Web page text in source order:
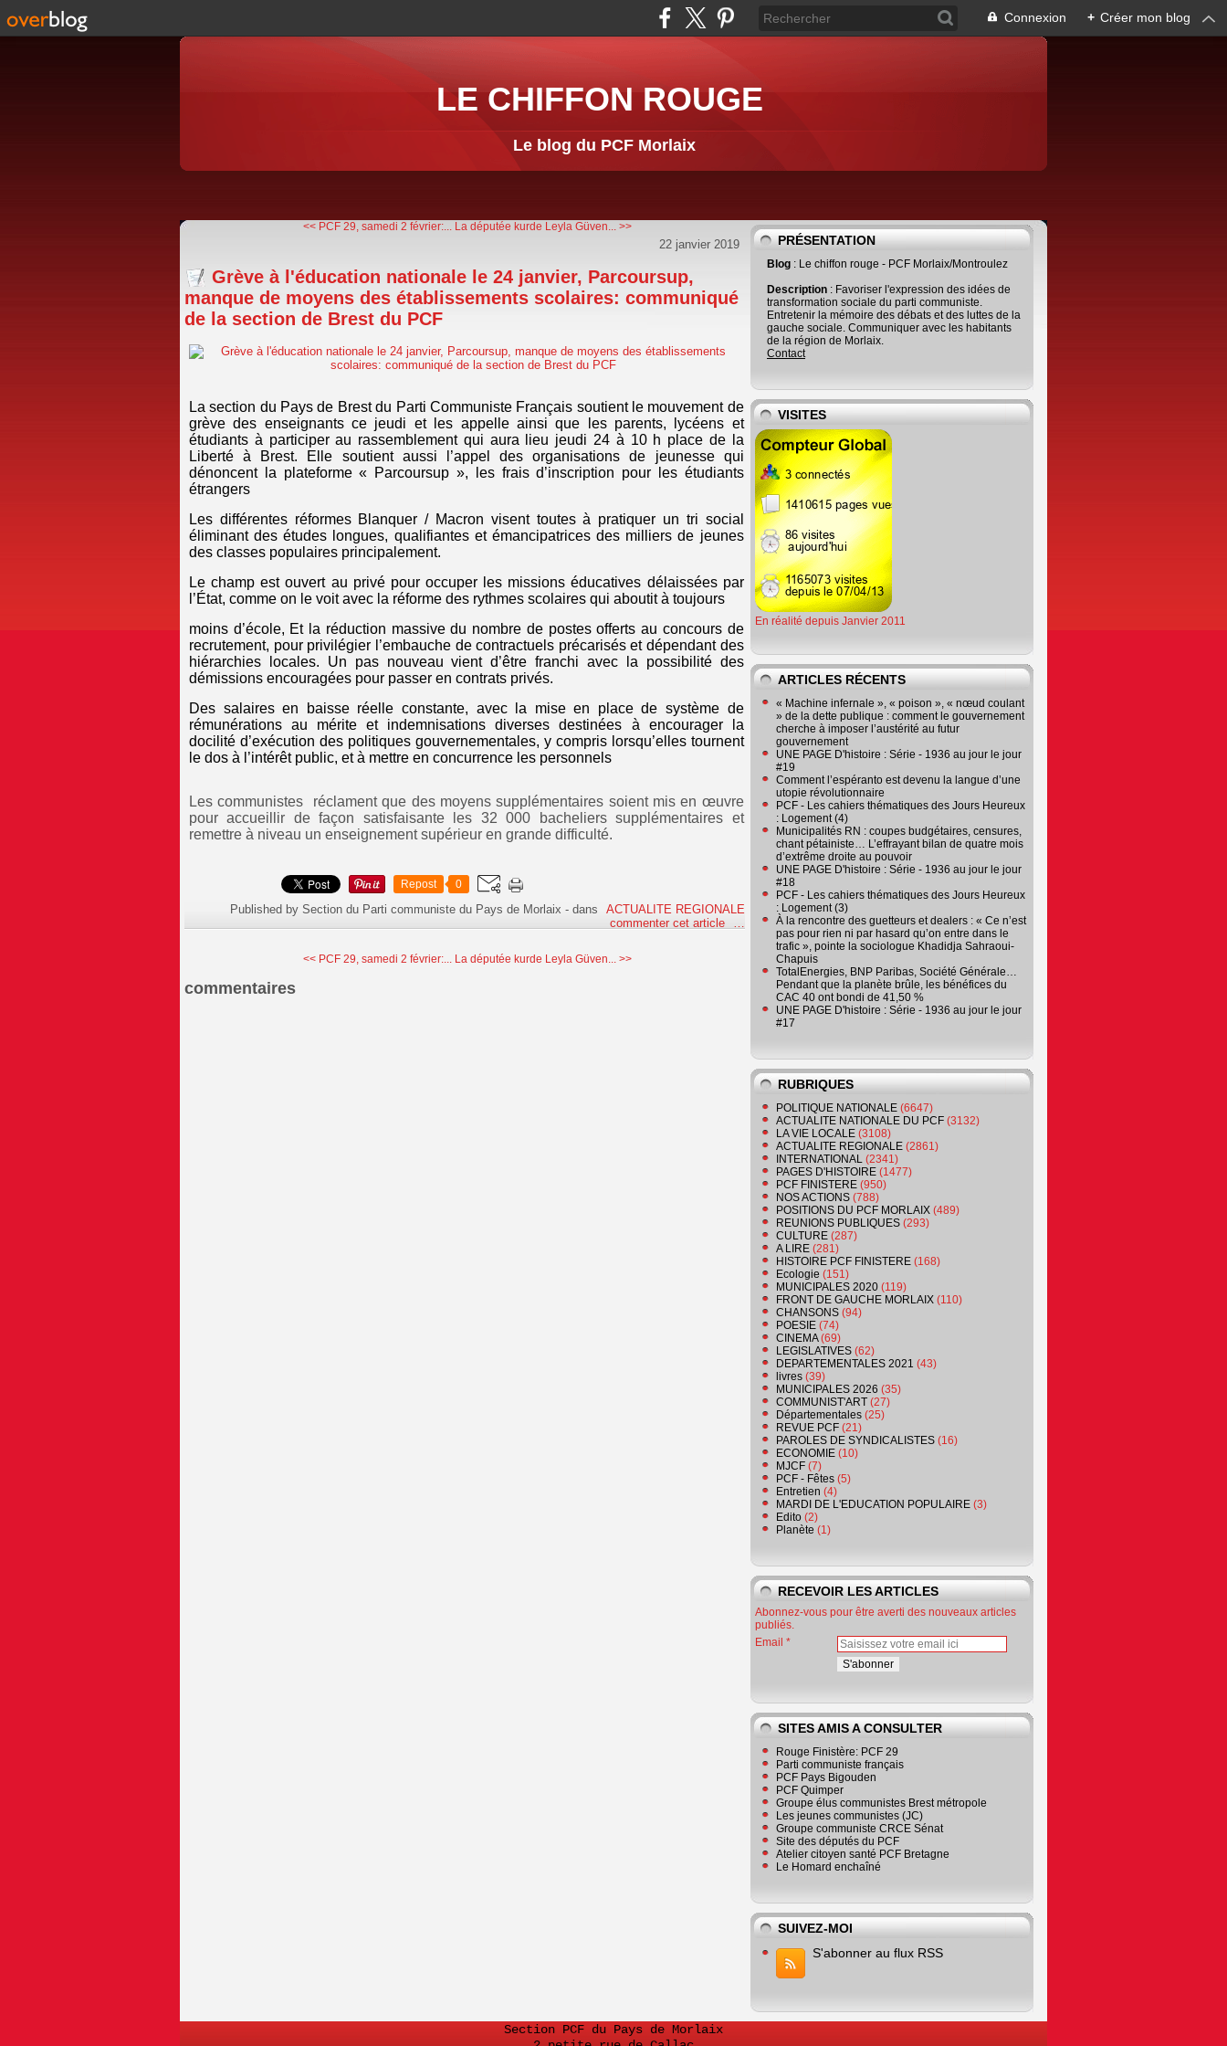
Connexion + Créer mon blog
LE CHIFFON ROUGE
Le blog du PCF Morlaix
<< PCF 29, samedi 2 février:... La députée kurde Leyla Güven... >>
22 janvier 2019
Grève à l'éducation nationale le 24 janvier, Parcoursup,
manque de moyens des établissements scolaires: communiqué
de la section de Brest du PCF
La section du Pays de Brest du Parti Communiste Français soutient le mouvement de
grève des enseignants ce jeudi et les appelle ainsi que les parents, lycéens et
étudiants à participer au rassemblement qui aura lieu jeudi 24 à 10 h place de la
Liberté à Brest. Elle soutient aussi l’appel des organisations de jeunesse qui
dénoncent la plateforme « Parcoursup », les frais d’inscription pour les étudiants
étrangers
Les différentes réformes Blanquer / Macron visent toutes à pratiquer un tri social
éliminant des études longues, qualifiantes et émancipatrices des milliers de jeunes
des classes populaires principalement.
Le champ est ouvert au privé pour occuper les missions éducatives délaissées par
l’État, comme on le voit avec la réforme des rythmes scolaires qui aboutit à toujours
moins d’école, Et la réduction massive du nombre de postes offerts au concours de
recrutement, pour privilégier l’embauche de contractuels précarisés et dépendant des
hiérarchies locales. Un pas nouveau vient d’être franchi avec la possibilité des
démissions encouragées pour passer en contrats privés.
Des salaires en baisse réelle constante, avec la mise en place de système de
rémunérations au mérite et indemnisations diverses destinées à encourager la
docilité d’exécution des politiques gouvernementales, y compris lorsqu’elles tournent
le dos à l’intérêt public, et à mettre en concurrence les personnels
Les communistes réclament que des moyens supplémentaires soient mis en œuvre
pour accueillir de façon satisfaisante les 32 000 bacheliers supplémentaires et
remettre à niveau un enseignement supérieur en grande difficulté.
Repost 0
Published by Section du Parti communiste du Pays de Morlaix -dans
ACTUALITE REGIONALE
commenter cet article
…
<< PCF 29, samedi 2 février:... La députée kurde Leyla Güven... >>
commentaires
PRÉSENTATION
Blog : Le chiffon rouge - PCF Morlaix/Montroulez
Description : Favoriser l'expression des idées de
transformation sociale du parti communiste.
Entretenir la mémoire des débats et des luttes de la
gauche sociale. Communiquer avec les habitants
de la région de Morlaix.
Contact
VISITES
En réalité depuis Janvier 2011
ARTICLES RÉCENTS
« Machine infernale », « poison », « nœud coulant
» de la dette publique : comment le gouvernement
cherche à imposer l’austérité au futur
gouvernement
UNE PAGE D'histoire : Série - 1936 au jour le jour
#19
Comment l’espéranto est devenu la langue d’une
utopie révolutionnaire
PCF - Les cahiers thématiques des Jours Heureux
: Logement (4)
Municipalités RN : coupes budgétaires, censures,
chant pétainiste… L’effrayant bilan de quatre mois
d’extrême droite au pouvoir
UNE PAGE D'histoire : Série - 1936 au jour le jour
#18
PCF - Les cahiers thématiques des Jours Heureux
: Logement (3)
À la rencontre des guetteurs et dealers : « Ce n’est
pas pour rien ni par hasard qu’on entre dans le
trafic », pointe la sociologue Khadidja Sahraoui-
Chapuis
TotalEnergies, BNP Paribas, Société Générale…
Pendant que la planète brûle, les bénéfices du
CAC 40 ont bondi de 41,50 %
UNE PAGE D'histoire : Série - 1936 au jour le jour
#17
RUBRIQUES
POLITIQUE NATIONALE (6647)
ACTUALITE NATIONALE DU PCF (3132)
LA VIE LOCALE (3108)
ACTUALITE REGIONALE (2861)
INTERNATIONAL (2341)
PAGES D'HISTOIRE (1477)
PCF FINISTERE (950)
NOS ACTIONS (788)
POSITIONS DU PCF MORLAIX (489)
REUNIONS PUBLIQUES (293)
CULTURE (287)
A LIRE (281)
HISTOIRE PCF FINISTERE (168)
Ecologie (151)
MUNICIPALES 2020 (119)
FRONT DE GAUCHE MORLAIX (110)
CHANSONS (94)
POESIE (74)
CINEMA(69)
LEGISLATIVES (62)
DEPARTEMENTALES 2021 (43)
livres (39)
MUNICIPALES 2026 (35)
COMMUNIST'ART (27)
Départementales (25)
REVUE PCF (21)
PAROLES DE SYNDICALISTES (16)
ECONOMIE (10)
MJCF (7)
PCF - Fêtes (5)
Entretien (4)
MARDI DE L'EDUCATION POPULAIRE (3)
Edito (2)
Planète (1)
RECEVOIR LES ARTICLES
Abonnez-vous pour être averti des nouveaux articles
publiés.
Email
SITES AMIS A CONSULTER
Rouge Finistère: PCF 29
Parti communiste français
PCF Pays Bigouden
PCF Quimper
Groupe élus communistes Brest métropole
Les jeunes communistes (JC)
Groupe communiste CRCE Sénat
Site des députés du PCF
Atelier citoyen santé PCF Bretagne
Le Homard enchaîné
SUIVEZ-MOI
S'abonner au flux RSS
Section PCF du Pays de Morlaix